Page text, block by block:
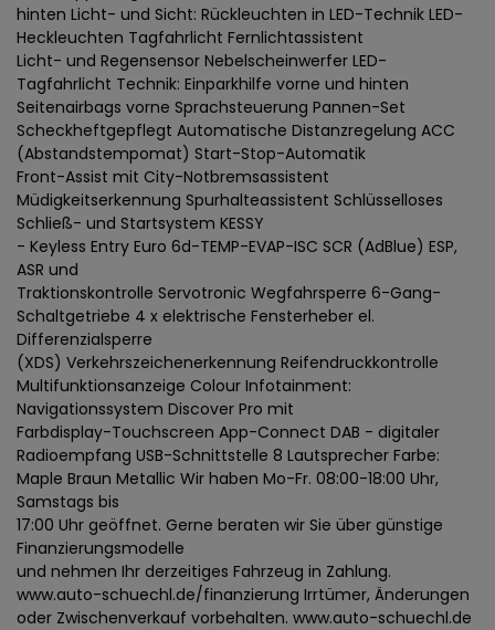
hinten Licht- und Sicht: Rückleuchten in LED-Technik LED-
Heckleuchten Tagfahrlicht Fernlichtassistent
Licht- und Regensensor Nebelscheinwerfer LED-
Tagfahrlicht Technik: Einparkhilfe vorne und hinten
Seitenairbags vorne Sprachsteuerung Pannen-Set
Scheckheftgepflegt Automatische Distanzregelung ACC
(Abstandstempomat) Start-Stop-Automatik
Front-Assist mit City-Notbremsassistent
Müdigkeitserkennung Spurhalteassistent Schlüsselloses
Schließ- und Startsystem KESSY
- Keyless Entry Euro 6d-TEMP-EVAP-ISC SCR (AdBlue) ESP,
ASR und
Traktionskontrolle Servotronic Wegfahrsperre 6-Gang-
Schaltgetriebe 4 x elektrische Fensterheber el.
Differenzialsperre
(XDS) Verkehrszeichenerkennung Reifendruckkontrolle
Multifunktionsanzeige Colour Infotainment:
Navigationssystem Discover Pro mit
Farbdisplay-Touchscreen App-Connect DAB - digitaler
Radioempfang USB-Schnittstelle 8 Lautsprecher Farbe:
Maple Braun Metallic Wir haben Mo-Fr. 08:00-18:00 Uhr,
Samstags bis
17:00 Uhr geöffnet. Gerne beraten wir Sie über günstige
Finanzierungsmodelle
und nehmen Ihr derzeitiges Fahrzeug in Zahlung.
www.auto-schuechl.de/finanzierung Irrtümer, Änderungen
oder Zwischenverkauf vorbehalten. www.auto-schuechl.de